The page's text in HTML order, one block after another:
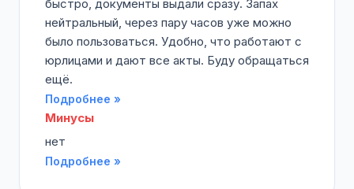
быстро, документы выдали сразу. Запах
нейтральный, через пару часов уже можно
было пользоваться. Удобно, что работают с
юрлицами и дают все акты. Буду обращаться
ещё.
Подробнее »
Минусы
нет
Подробнее »